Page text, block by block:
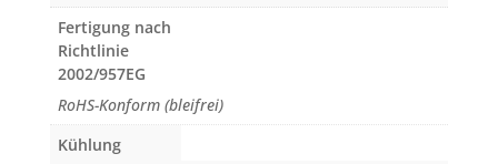
Fertigung nach
Richtlinie
2002/957EG
RoHS-Konform (bleifrei)
Kühlung